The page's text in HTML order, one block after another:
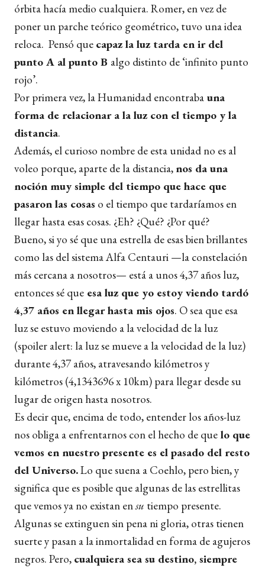
órbita hacía medio cualquiera. Romer, en vez de
poner un parche teórico geométrico, tuvo una idea
reloca. Pensó que capaz la luz tarda en ir del
punto A al punto B algo distinto de ‘infinito punto
rojo’.
Por primera vez, la Humanidad encontraba una
forma de relacionar a la luz con el tiempo y la
distancia.
Además, el curioso nombre de esta unidad no es al
voleo porque, aparte de la distancia, nos da una
noción muy simple del tiempo que hace que
pasaron las cosas o el tiempo que tardaríamos en
llegar hasta esas cosas. ¿Eh? ¿Qué? ¿Por qué?
Bueno, si yo sé que una estrella de esas bien brillantes
como las del sistema Alfa Centauri —la constelación
más cercana a nosotros— está a unos 4,37 años luz,
entonces sé que esa luz que yo estoy viendo tardó
4,37 años en llegar hasta mis ojos. O sea que esa
luz se estuvo moviendo a la velocidad de la luz
(spoiler alert: la luz se mueve a la velocidad de la luz)
durante 4,37 años, atravesando kilómetros y
kilómetros (4,1343696 x 10km) para llegar desde su
lugar de origen hasta nosotros.
Es decir que, encima de todo, entender los años-luz
nos obliga a enfrentarnos con el hecho de que lo que
vemos en nuestro presente es el pasado del resto
del Universo.Lo que suena a Coehlo, pero bien, y
significa que es posible que algunas de las estrellitas
que vemos ya no existan ensu tiempo presente.
Algunas se extinguen sin pena ni gloria, otras tienen
suerte y pasan a la inmortalidad en forma de agujeros
negros. Pero, cualquiera sea su destino, siempre